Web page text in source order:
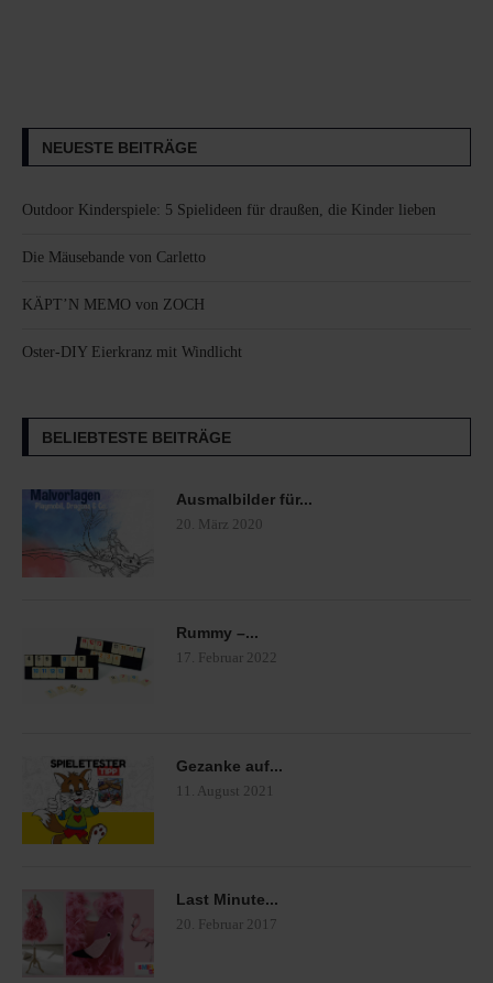
NEUESTE BEITRÄGE
Outdoor Kinderspiele: 5 Spielideen für draußen, die Kinder lieben
Die Mäusebande von Carletto
KÄPT’N MEMO von ZOCH
Oster-DIY Eierkranz mit Windlicht
BELIEBTESTE BEITRÄGE
Ausmalbilder für...
20. März 2020
Rummy –...
17. Februar 2022
Gezanke auf...
11. August 2021
Last Minute...
20. Februar 2017